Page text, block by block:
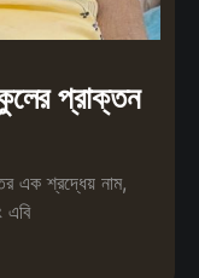
প্রাক্তন
এক শ্রদ্ধেয় নাম,
এবি